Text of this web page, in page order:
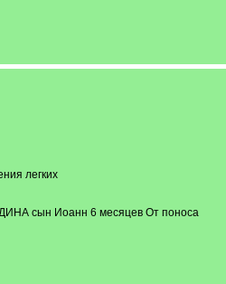
легких
сын Иоанн 6 месяцев От поноса